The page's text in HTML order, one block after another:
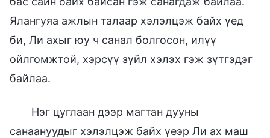
Ялангуяа ажлын талаар хэлэлцэж байх үед
би, Ли ахыг юу ч санал болгосон, илүү
ойлгомжтой, хэрсүү зүйл хэлэх гэж зүтгэдэг
байлаа.
Нэг цуглаан дээр магтан дууны
санаануудыг хэлэлцэж байх үеэр Ли ах маш